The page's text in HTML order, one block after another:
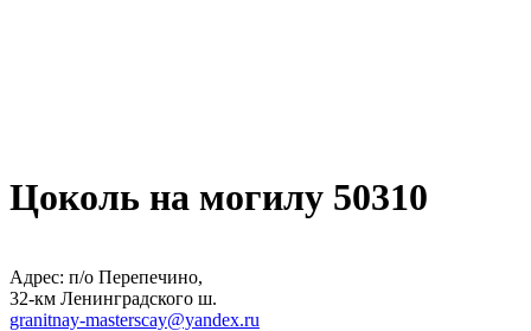
Цоколь на могилу 50310
Адрес: п/о Перепечино,
32-км Ленинградского ш.
granitnay-masterscay@yandex.ru